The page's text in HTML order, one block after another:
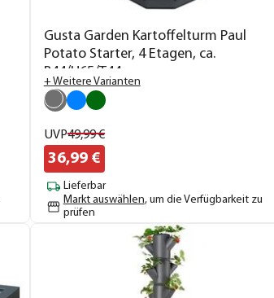
Gusta Garden Kartoffelturm Paul
Potato Starter, 4 Etagen, ca.
B44/H65/T44 cm
+ Weitere Varianten
UVP49,99€
36,99€
Lieferbar
Markt auswählen, um die Verfügbarkeit zu
prüfen